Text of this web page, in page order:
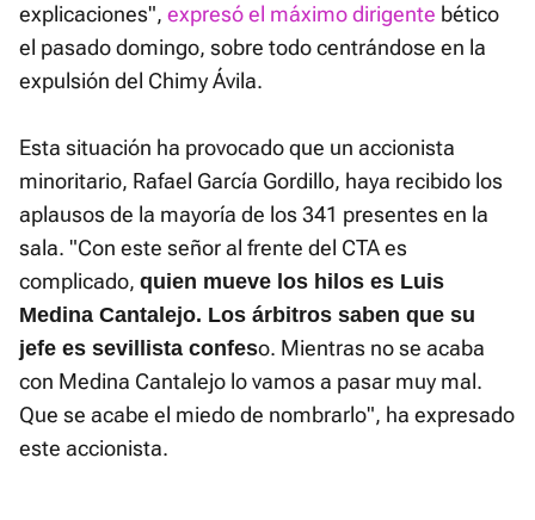
explicaciones", expresó el máximo dirigente bético
el pasado domingo, sobre todo centrándose en la
expulsión del Chimy Ávila.
Esta situación ha provocado que un accionista
minoritario, Rafael García Gordillo, haya recibido los
aplausos de la mayoría de los 341 presentes en la
sala. "Con este señor al frente del CTA es
complicado, quien mueve los hilos es Luis
Medina Cantalejo. Los árbitros saben que su
jefe es sevillista confeso. Mientras no se acaba
con Medina Cantalejo lo vamos a pasar muy mal.
Que se acabe el miedo de nombrarlo", ha expresado
este accionista.